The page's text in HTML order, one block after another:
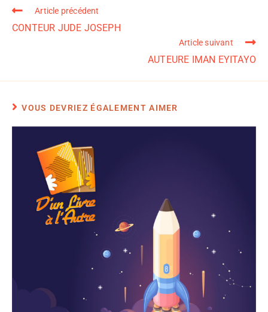
Article précédent
CONTEUR JUDE JOSEPH
Article suivant
AUTEURE IMAN EYITAYO
VOUS DEVRIEZ ÉGALEMENT AIMER